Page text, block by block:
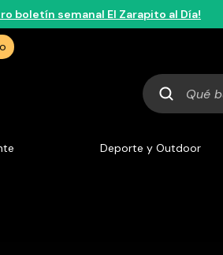
boletín semanal El Zarapito al Día!
Qué
buscas
Deporte y Outdoor